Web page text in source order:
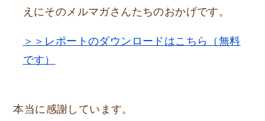
えにそのメルマガさんたちのおかげです。
＞＞レポートのダウンロードはこちら（無料
です）
本当に感謝しています。